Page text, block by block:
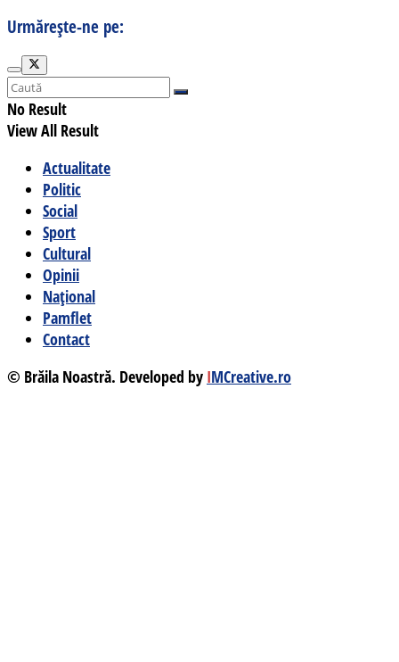
Urmărește-ne pe:
No Result
View All Result
Actualitate
Politic
Social
Sport
Cultural
Opinii
Național
Pamflet
Contact
© Brăila Noastră. Developed by IMCreative.ro